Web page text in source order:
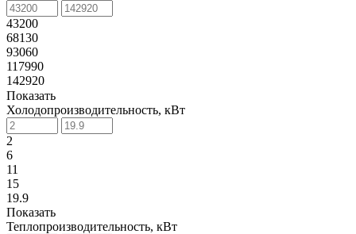
43200
68130
93060
117990
142920
Показать
Холодопроизводительность, кВт
2
6
11
15
19.9
Показать
Теплопроизводительность, кВт